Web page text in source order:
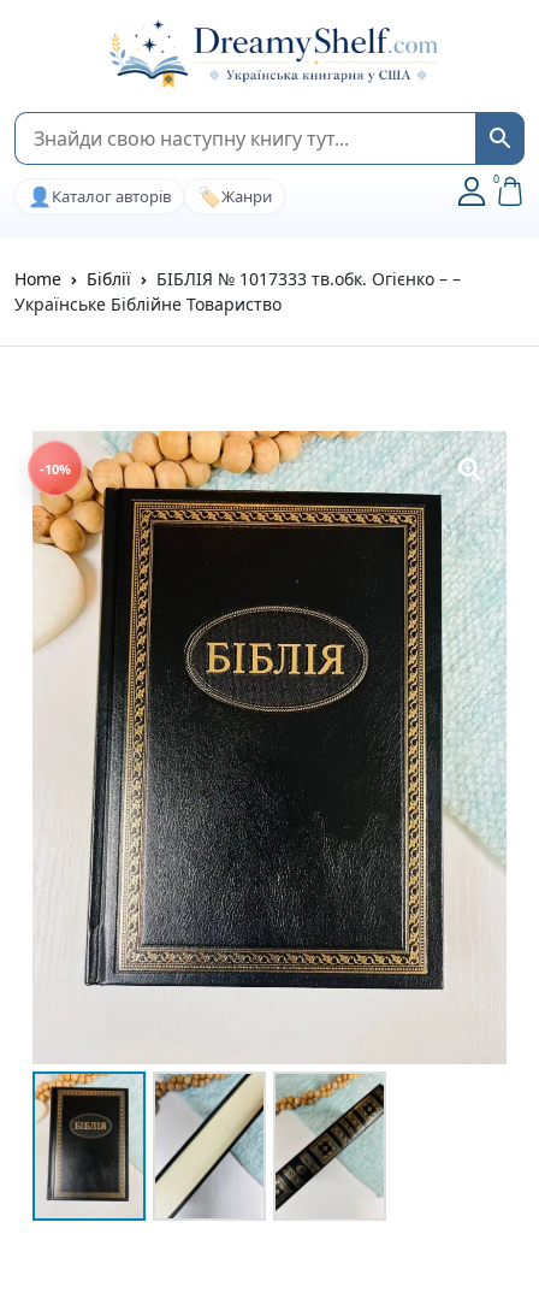
👤 Каталог авторів 🏷️Жанри
0
Home Біблії
БІБЛІЯ № 1017333 тв.обк. Огієнко – –
Українське Біблійне Товариство
-10%